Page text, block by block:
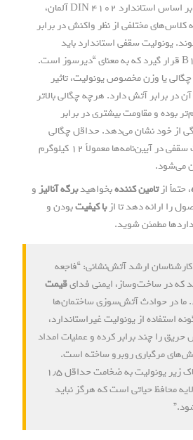
بر اساس استاندارد DIN 4102 آلمان،
کلاس‌های مختلفی از نظر واکنش در برابر
یونولیت سقفی استاندارد باید
چگالی یا وزن مخصوص یونولیت، تاثیر
در برابر آتش دارد. هرچه چگالی بالاتر
بوده و مقاومت بیشتری در برابر
از خود نشان می‌دهد. حداقل چگالی
مجاز برای یونولیت سقفی در آیین‌نامه‌ها معمولاً ۱۲ کیلوگرم
می‌شود.
، حتماً ازتامین کنندهبخواهیدبرگه آنالیزو
را ارائه دهد تا ازبا کیفیتبودن و
مطمئن شوید.
کارشناسان ارشد آتش‌نشانی: “فاجعه
که در ساخت‌وساز، ایمنی فدایقیمت
در حوادث آتش‌سوزی ساختمان‌ها
استفاده از یونولیت غیراستاندارد،
را چند برابر کرده و عملیات امداد
مرگباری روبرو ساخته است.
پوشش گچ و خاک زیر یونولیت به ضخامت حداقل ۱٫۵
محافظ حیاتی است که هرگز نباید